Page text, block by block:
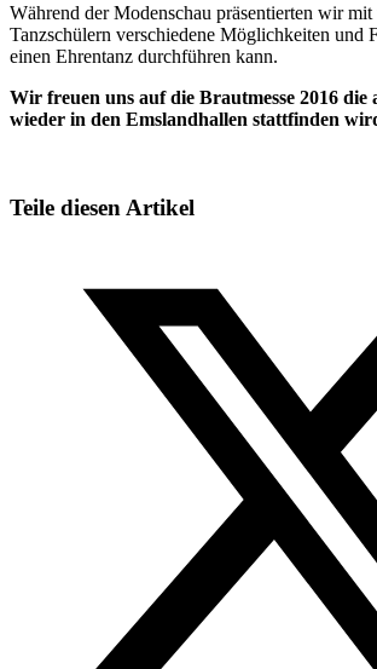
Während der Modenschau präsentierten wir mit
Tanzschülern verschiedene Möglichkeiten und
einen Ehrentanz durchführen kann.
Wir freuen uns auf die Brautmesse 2016 die
wieder in den Emslandhallen stattfinden
Teile diesen Artikel